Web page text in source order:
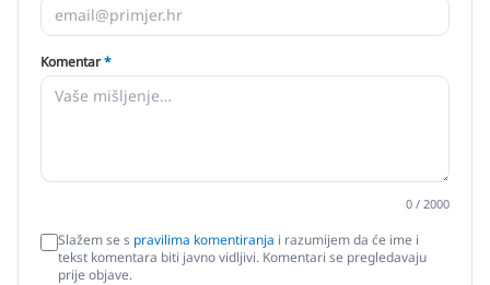
Komentar*
0 / 2000
Slažem se s pravilima komentiranja i razumijem da će ime i
tekst komentara biti javno vidljivi. Komentari se pregledavaju
prije objave.